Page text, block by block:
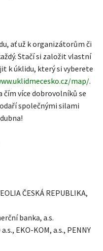
ať už k organizátorům či
Stačí si založit vlastní
k úklidu, který si vyberete
map/.
čím více dobrovolníků se
společnými silami
ČESKÁ REPUBLIKA,
banka, a.s.
EKO-KOM, a.s., PENNY